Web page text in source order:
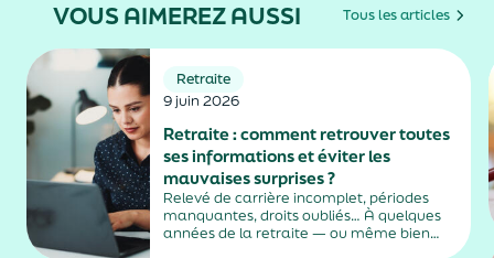
VOUS AIMEREZ AUSSI Tous les articles
Retraite
9 juin 2026
Retraite : comment retrouver toutes
ses informations et éviter les
mauvaises surprises ?
Relevé de carrière incomplet, périodes
manquantes, droits oubliés… À quelques
années de la retraite — ou même bien